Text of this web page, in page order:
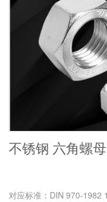
不锈钢 六角螺母
对应标准：DIN 970-1982